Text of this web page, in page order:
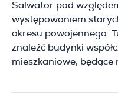
Salwator pod
występowaniem
okresu powojennego.
znaleźć budynki
mieszkaniowe,